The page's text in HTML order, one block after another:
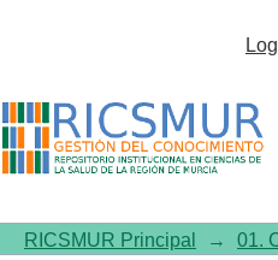
¿Existe
en los
RICSMUR Principal → 01.